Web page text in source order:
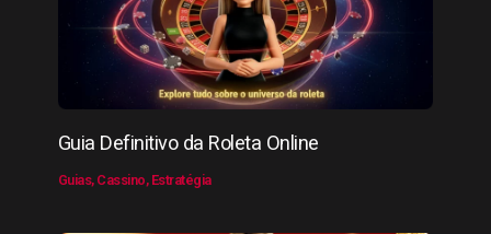
Guia Definitivo da Roleta Online
Guias, Cassino, Estratégia